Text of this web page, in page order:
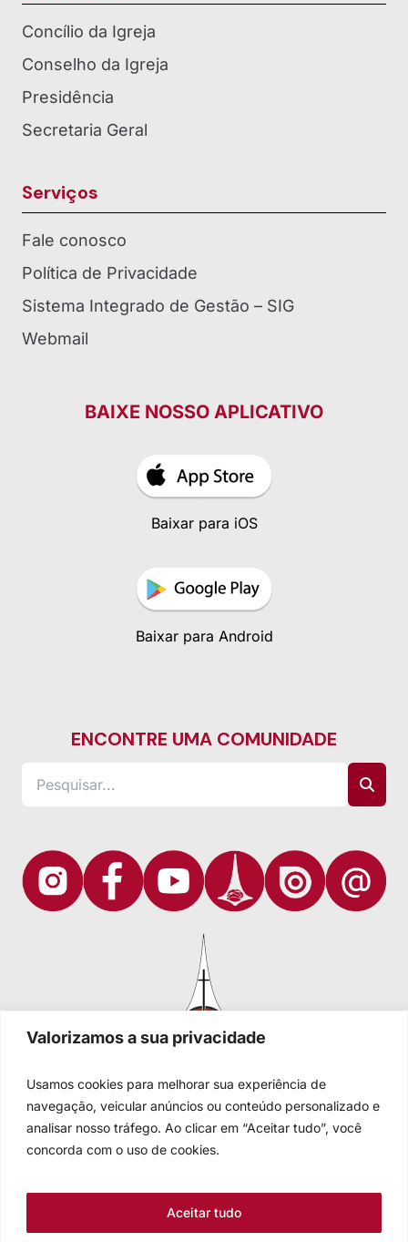
Valorizamos a sua privacidade
Usamos cookies para melhorar sua experiência de
navegação, veicular anúncios ou conteúdo personalizado e
analisar nosso tráfego. Ao clicar em “Aceitar tudo”, você
concorda com o uso de cookies.
Aceitar tudo
Concílio da Igreja
Conselho da Igreja
Presidência
Secretaria Geral
Serviços
Fale conosco
Política de Privacidade
Sistema Integrado de Gestão – SIG
Webmail
BAIXE NOSSO APLICATIVO
Baixar para iOS
Baixar para Android
ENCONTRE UMA COMUNIDADE
Igreja Evangélica de Confissão Luterana no Brasil
Sede nacional: Rua Senhor dos Passos, 202/4º andar Centro -